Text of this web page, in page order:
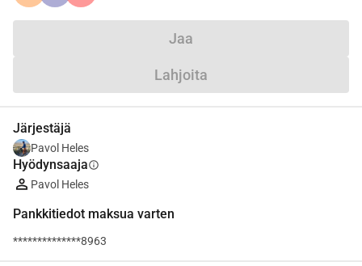
Jaa
Lahjoita
Järjestäjä
Pavol Heles
Hyödynsaajainfo
Pavol Heles
Pankkitiedot maksua varten
**************8963